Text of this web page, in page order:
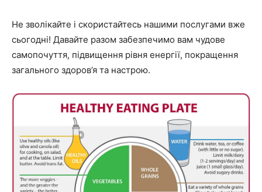
Не зволікайте і скористайтесь нашими послугами вже
сьогодні! Давайте разом забезпечимо вам чудове
самопочуття, підвищення рівня енергії, покращення
загального здоров’я та настрою.